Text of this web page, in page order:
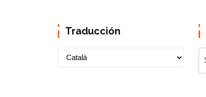
Traducción